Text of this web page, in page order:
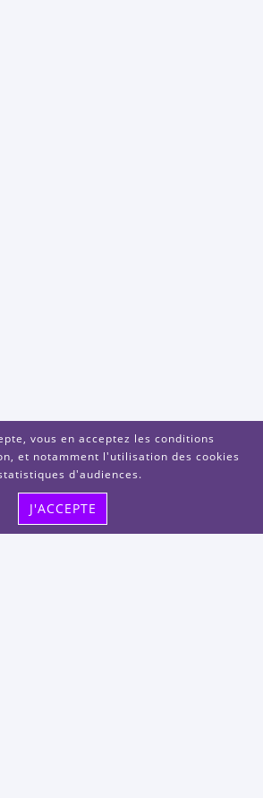
vous en acceptez les conditions
et notamment l'utilisation des cookies
d'audiences.
J'ACCEPTE